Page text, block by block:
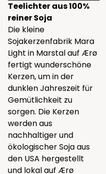
Teelichter aus 100%
reiner Soja
Die kleine
Sojakerzenfabrik Mara
Light in Marstal auf Ærø
fertigt wunderschöne
Kerzen, um in der
dunklen Jahreszeit für
Gemütlichkeit zu
sorgen. Die Kerzen
werden aus
nachhaltiger und
ökologischer Soja aus
den USA hergestellt
und lokal auf Ærø